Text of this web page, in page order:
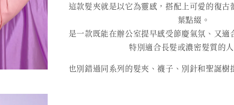
這款髮夾就是以它為靈感，搭配上可愛的復古
葉點綴。
是一款既能在辦公室提早感受節慶氣氛、又適
特別適合長髮或濃密髮質的人
也別錯過同系列的髮夾、襪子、別針和聖誕樹